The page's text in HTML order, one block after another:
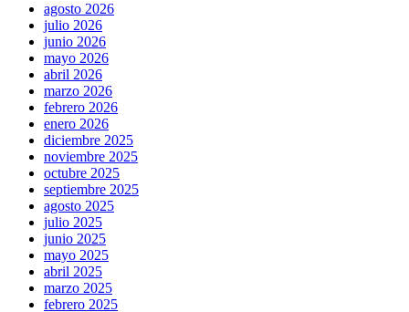
agosto 2026
julio 2026
junio 2026
mayo 2026
abril 2026
marzo 2026
febrero 2026
enero 2026
diciembre 2025
noviembre 2025
octubre 2025
septiembre 2025
agosto 2025
julio 2025
junio 2025
mayo 2025
abril 2025
marzo 2025
febrero 2025